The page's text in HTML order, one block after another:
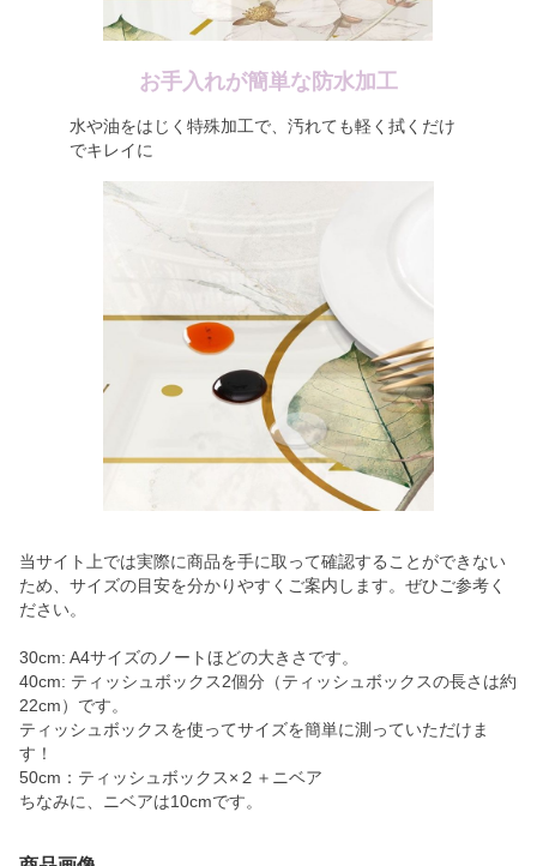
お手入れが簡単な防水加工
水や油をはじく特殊加工で、汚れても軽く拭くだけ
でキレイに
当サイト上では実際に商品を手に取って確認することができない
ため、サイズの目安を分かりやすくご案内します。ぜひご参考く
ださい。
30cm: A4サイズのノートほどの大きさです。
40cm: ティッシュボックス2個分（ティッシュボックスの長さは約
22cm）です。
ティッシュボックスを使ってサイズを簡単に測っていただけま
す！
50cm：ティッシュボックス×２＋ニベア
ちなみに、ニベアは10cmです。